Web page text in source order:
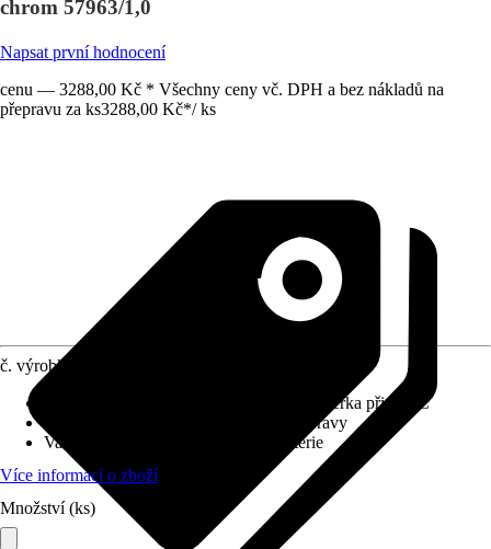
chrom 57963/1,0
Napsat první hodnocení
cenu — 3288,00 Kč * Všechny ceny vč. DPH a bez nákladů na
přepravu za ks3288,00 Kč*/ ks
č. výrobku
Bezpečnostní závěrka při 38 °C
Bez odtokové soupravy
Varianta
Termostatická sprchová baterie
Více informací o zboží
Množství (ks)